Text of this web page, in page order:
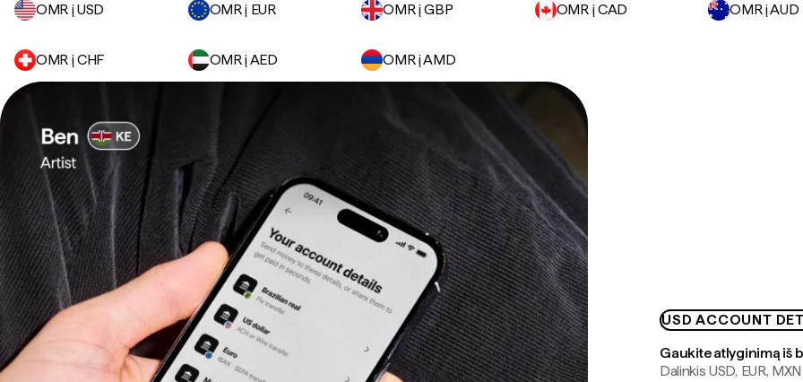
OMR į USD
OMR į EUR OMR į GBP OMR į CAD OMR į AUD
OMR į CHF OMR į AED OMR į AMD
USD ACCOUNT
Gaukite atlyginimą iš
Dalinkis USD, EUR,